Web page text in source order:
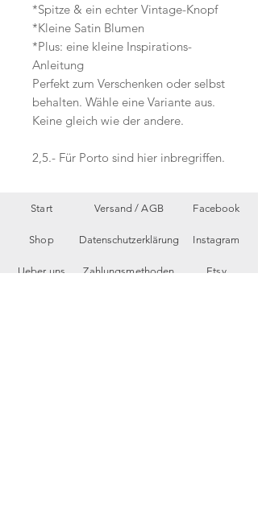
*Spitze & ein echter Vintage-Knopf
*Kleine Satin Blumen
*Plus: eine kleine Inspirations-
Anleitung
Perfekt zum Verschenken oder selbst
behalten. Wähle eine Variante aus.
Keine gleich wie der andere.
2,5.- Für Porto sind hier inbregriffen.
Start
Shop
Ueber uns
Versand /AGB
Datenschutzerklärung
Zahlungsmethoden
Facebook
Instagram
Etsy